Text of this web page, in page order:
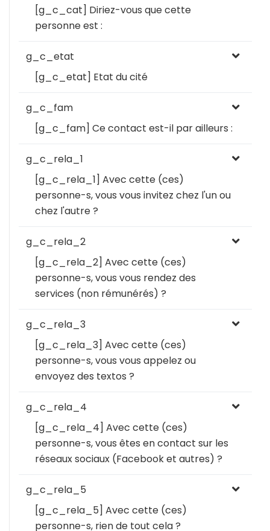
[g_c_cat] Diriez-vous que cette
personne est :
g_c_etat
[g_c_etat] Etat du cité
g_c_fam
[g_c_fam] Ce contact est-il par ailleurs :
g_c_rela_1
[g_c_rela_1] Avec cette (ces)
personne-s, vous vous invitez chez l'un ou
chez l'autre ?
g_c_rela_2
[g_c_rela_2] Avec cette (ces)
personne-s, vous vous rendez des
services (non rémunérés) ?
g_c_rela_3
[g_c_rela_3] Avec cette (ces)
personne-s, vous vous appelez ou
envoyez des textos ?
g_c_rela_4
[g_c_rela_4] Avec cette (ces)
personne-s, vous êtes en contact sur les
réseaux sociaux (Facebook et autres) ?
g_c_rela_5
[g_c_rela_5] Avec cette (ces)
personne-s, rien de tout cela ?